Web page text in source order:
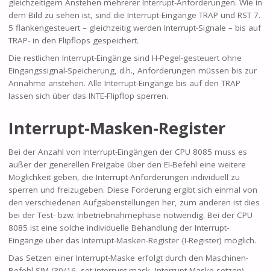
gleichzeitigem Anstehen mehrerer Interrupt-Anforderungen. Wie in
dem Bild zu sehen ist, sind die Interrupt-Eingänge TRAP und RST 7.
5 flankengesteuert – gleichzeitig werden Interrupt-Signale – bis auf
TRAP- in den Flipflops gespeichert.
Die restlichen Interrupt-Eingänge sind H-Pegel-gesteuert ohne
Eingangssignal-Speicherung, d.h., Anforderungen müssen bis zur
Annahme anstehen. Alle Interrupt-Eingänge bis auf den TRAP
lassen sich über das INTE-Flipflop sperren.
Interrupt-Masken-Register
Bei der Anzahl von Interrupt-Eingängen der CPU 8085 muss es
außer der generellen Freigabe über den EI-Befehl eine weitere
Möglichkeit geben, die Interrupt-Anforderungen individuell zu
sperren und freizugeben. Diese Forderung ergibt sich einmal von
den verschiedenen Aufgabenstellungen her, zum anderen ist dies
bei der Test- bzw. Inbetriebnahmephase notwendig. Bei der CPU
8085 ist eine solche individuelle Behandlung der Interrupt-
Eingänge über das Interrupt-Masken-Register {I-Register) möglich.
Das Setzen einer Interrupt-Maske erfolgt durch den Maschinen-